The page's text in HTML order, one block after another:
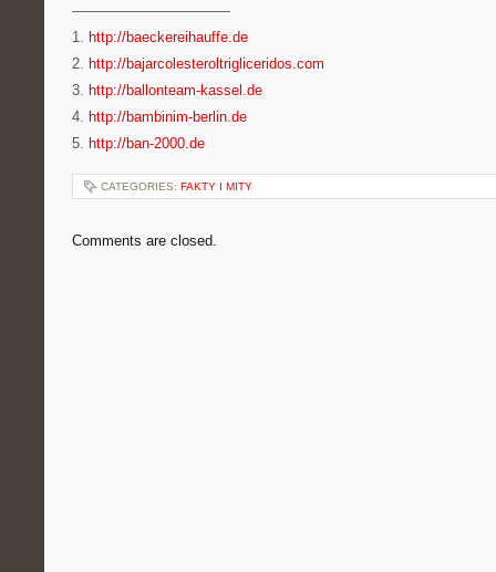
———————————
1. http://baeckereihauffe.de
2. http://bajarcolesteroltrigliceridos.com
3. http://ballonteam-kassel.de
4. http://bambinim-berlin.de
5. http://ban-2000.de
CATEGORIES: FAKTY I MITY
Comments are closed.